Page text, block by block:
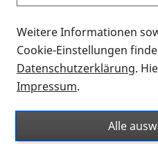
können? Schauen Sie sich
Thema Infomaterial auf
für blinde und
Auf dieser Seite finden Sie
Ort. Nutzen Sie den
nach Flyern und
Weitere Informationen
Cookie-Einstellungen
Datenschutzerklärung.
Impressum.
Alle